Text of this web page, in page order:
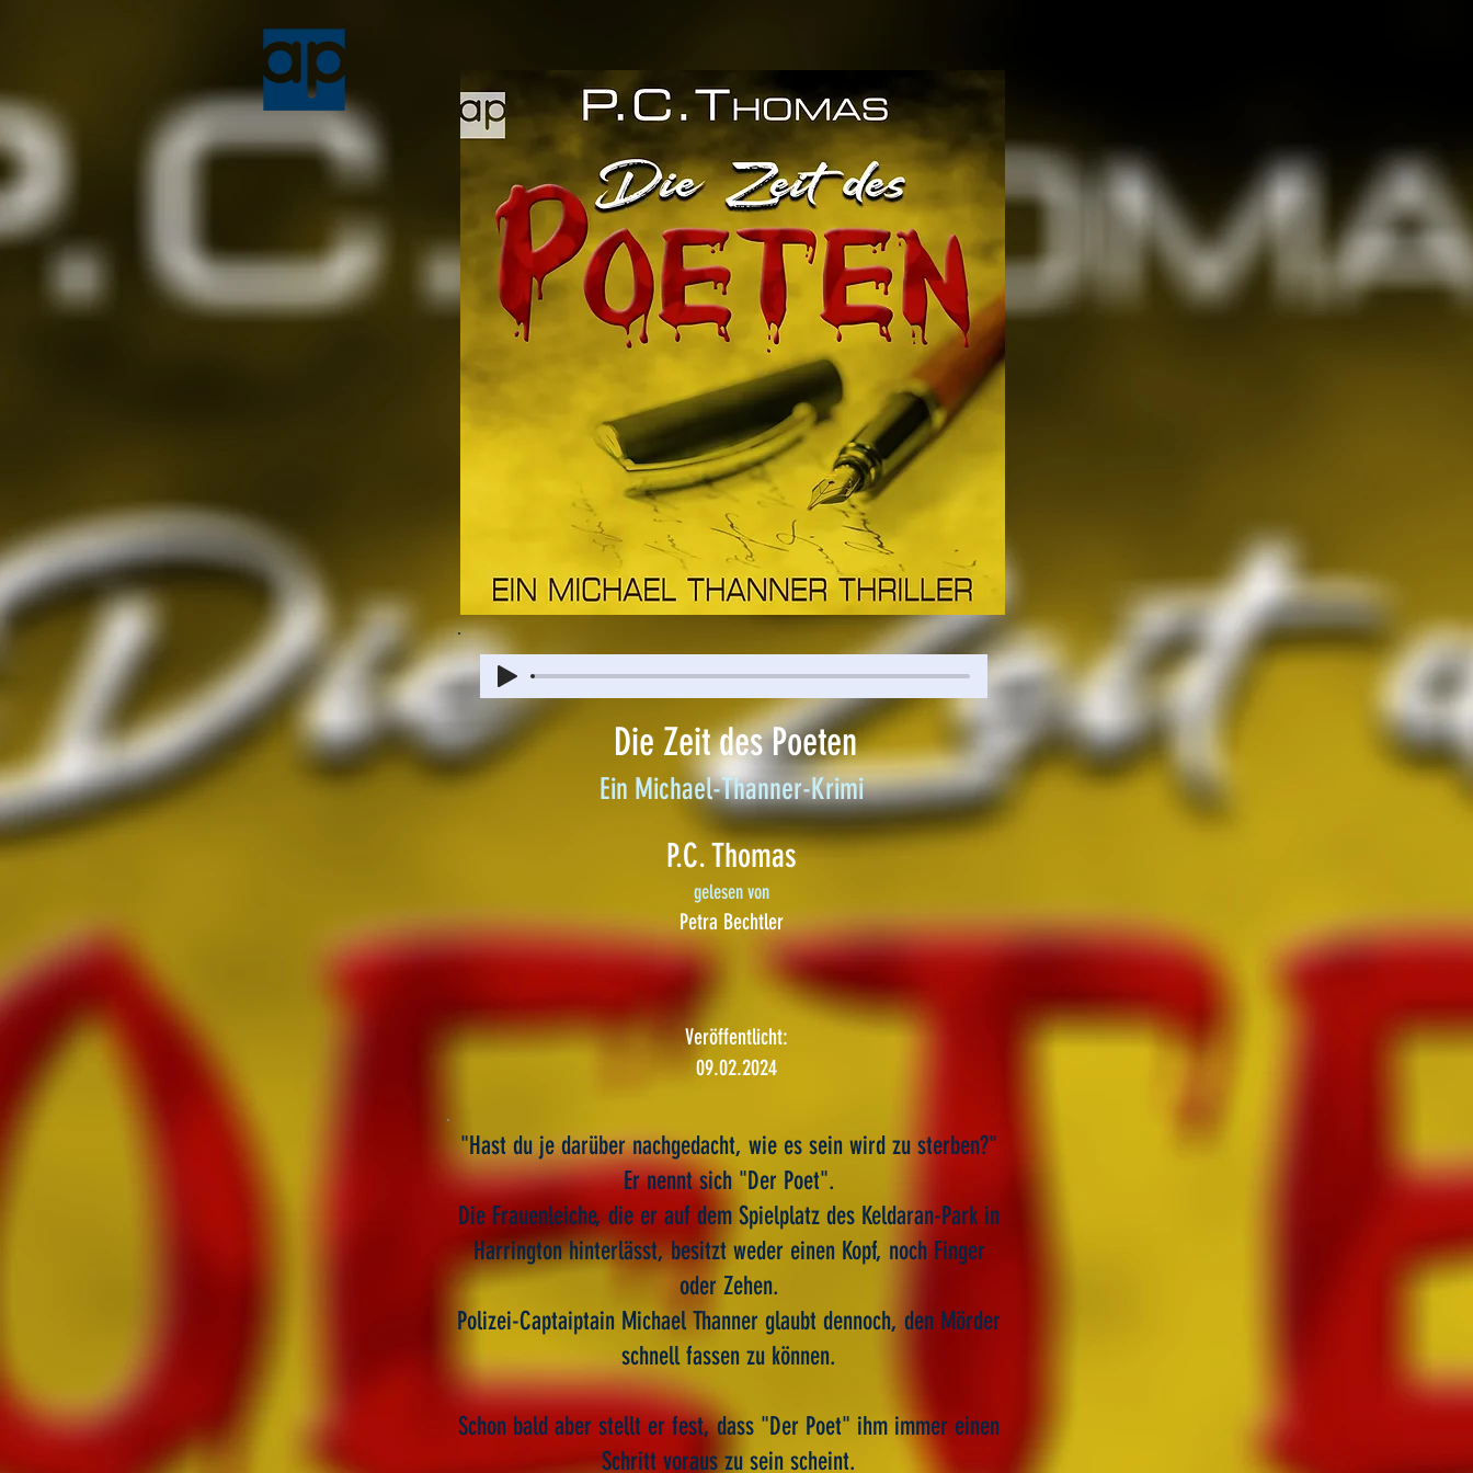
Die Zeit des Poeten
Ein Michael-Thanner-Krimi
P.C. Thomas
gelesen von
Petra Bechtler
Veröffentlicht:
09.02.2024
"Hast du je darüber nachgedacht, wie es sein wird zu sterben?"
Er nennt sich "Der Poet".
Die Frauenleiche, die er auf dem Spielplatz des Keldaran-Park in
Harrington hinterlässt, besitzt weder einen Kopf, noch Finger
oder Zehen.
Polizei-Captaiptain Michael Thanner glaubt dennoch, den Mörder
schnell fassen zu können.
Schon bald aber stellt er fest, dass "Der Poet" ihm immer einen
Schritt voraus zu sein scheint.